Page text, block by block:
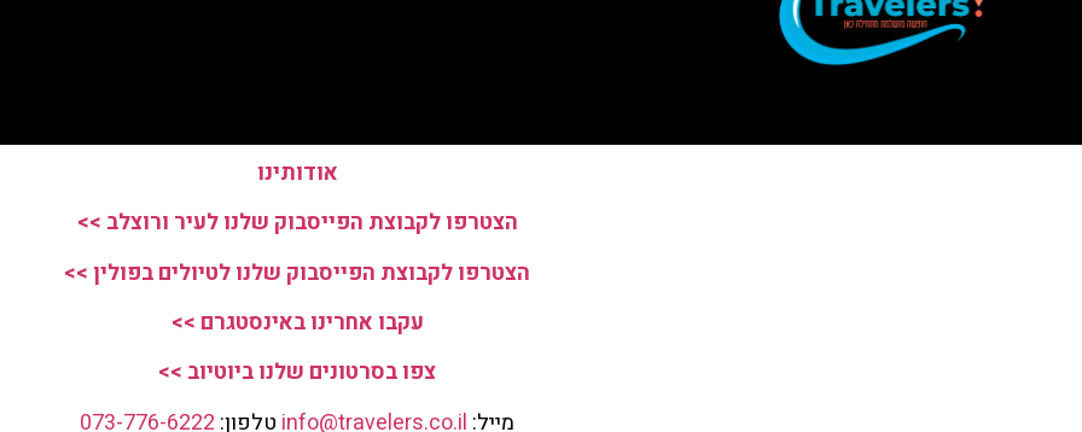
אודותינו
הצטרפו לקבוצת הפייסבוק שלנו לעיר ורוצלב >>
הצטרפו לקבוצת הפייסבוק שלנו לטיולים בפולין >>
עקבו אחרינו באינסטגרם >>
צפו בסרטונים שלנו ביוטיוב >>
מייל:
טלפון: 073-776-6222